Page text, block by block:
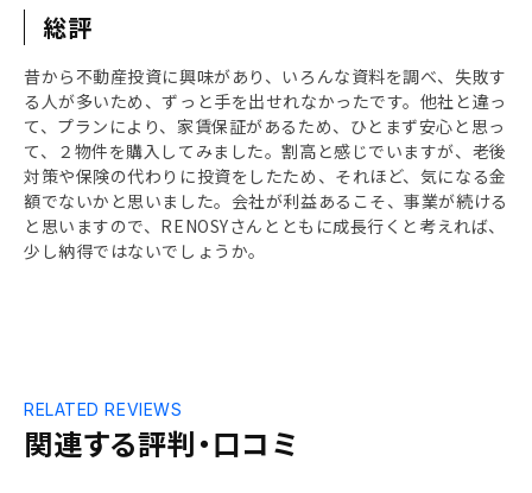
総評
昔から不動産投資に興味があり、いろんな資料を調べ、失敗す
る人が多いため、ずっと手を出せれなかったです。他社と違っ
て、プランにより、家賃保証があるため、ひとまず安心と思っ
て、２物件を購入してみました。割高と感じでいますが、老後
対策や保険の代わりに投資をしたため、それほど、気になる金
額でないかと思いました。会社が利益あるこそ、事業が続ける
と思いますので、RENOSYさんとともに成長行くと考えれば、
少し納得ではないでしょうか。
関連する評判・口コミ
RELATED REVIEWS